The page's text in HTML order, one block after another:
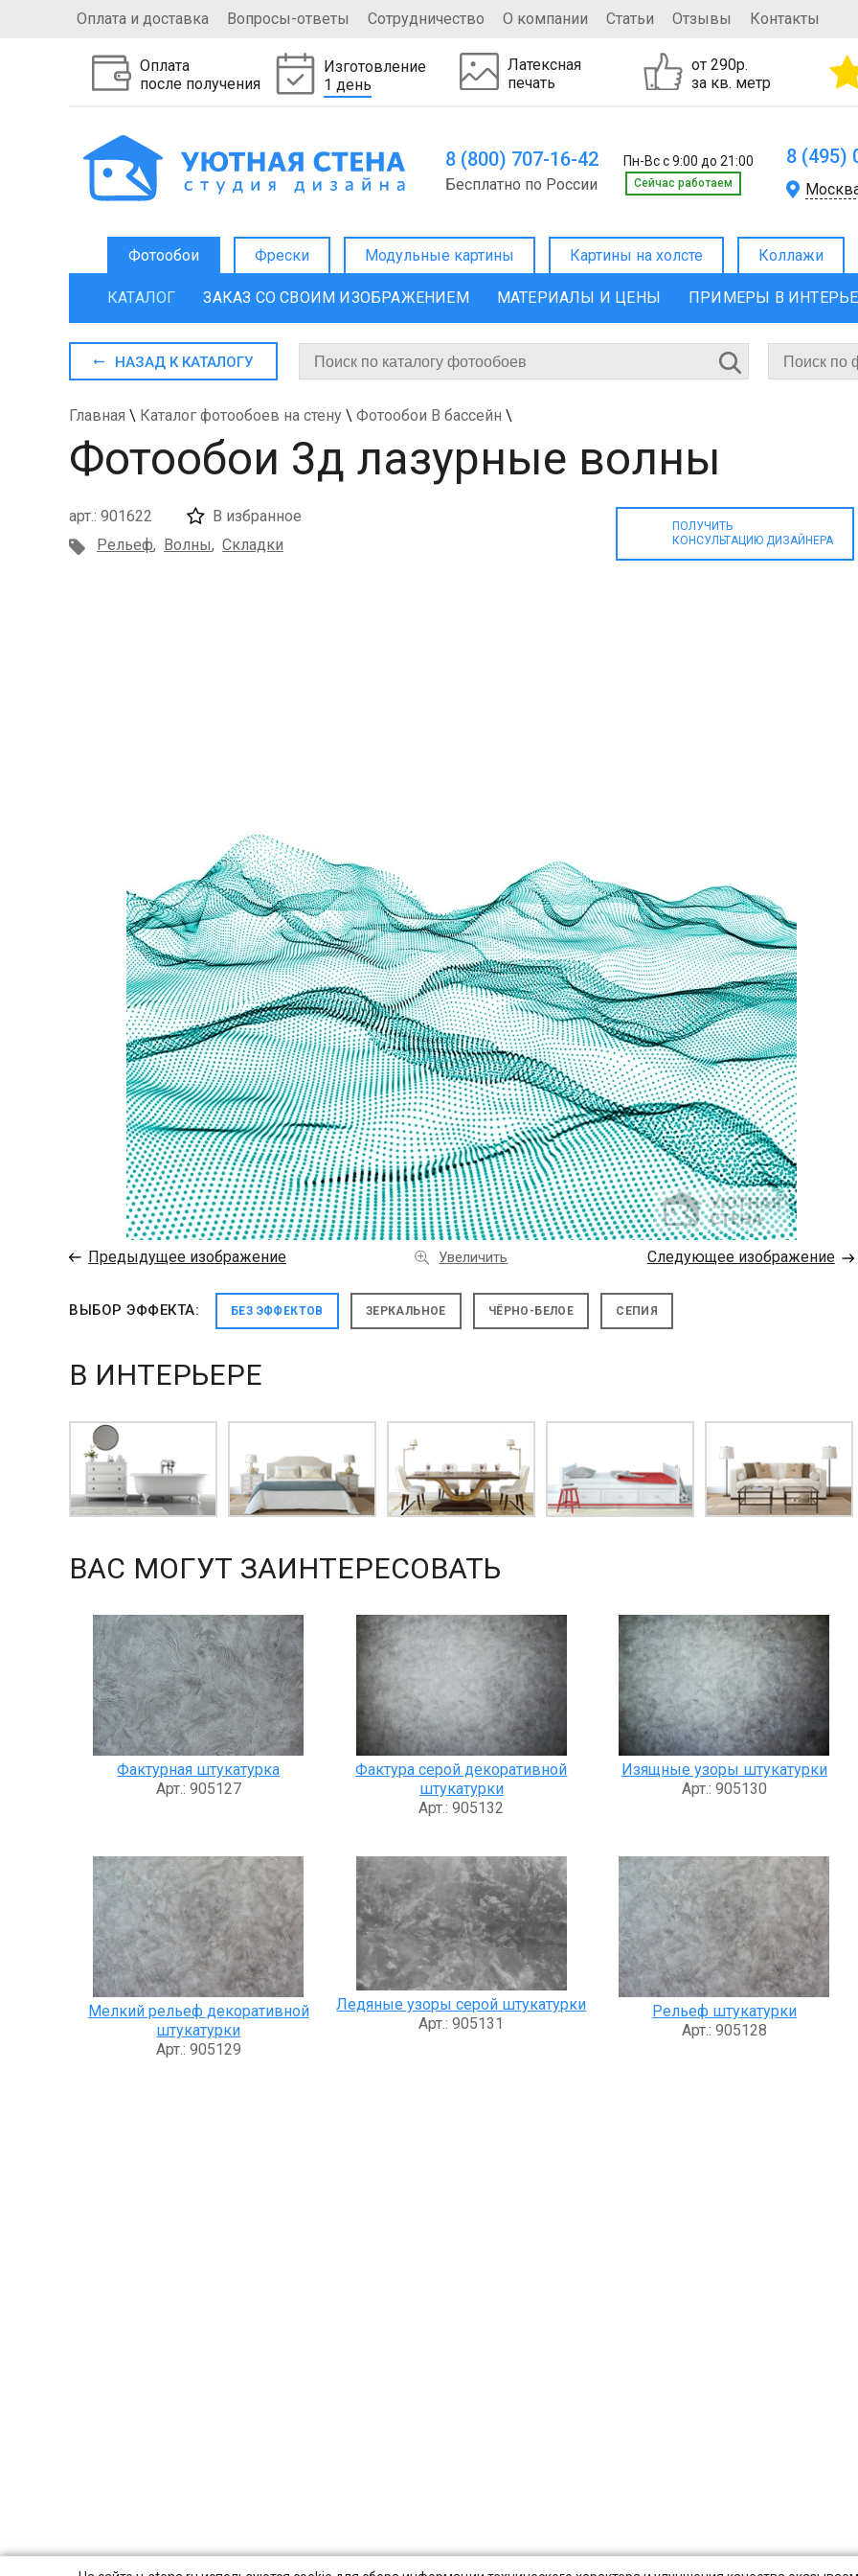
Оплата и доставка Вопросы-ответы Сотрудничество О компании Статьи Отзывы Контакты
Оплата
после получения
Изготовление
1 день
Латексная
печать
от 290р.
за кв. метр
8 (800) 707-16-42 Пн-Вс с 9:00 до 21:00
Бесплатно по России Cейчас работаем
8 (495)
Фотообои Фрески Модульные картины Картины на холсте Коллажи
КАТАЛОГ ЗАКАЗ СО СВОИМ ИЗОБРАЖЕНИЕМ МАТЕРИАЛЫ И ЦЕНЫ ПРИМЕРЫ В
НАЗАД К КАТАЛОГУ
Главная \ Каталог фотообоев на стену \ Фотообои В бассейн \
Фотообои 3д лазурные волны
арт.: 901622
В избранное
Рельеф, Волны, Складки
ПОЛУЧИТЬ
КОНСУЛЬТАЦИЮ ДИЗАЙНЕРА
← Предыдущее изображение Увеличить Следующее изображение →
ВЫБОР ЭФФЕКТА: БЕЗ ЭФФЕКТОВ ЗЕРКАЛЬНОЕ ЧЁРНО-БЕЛОЕ СЕПИЯ
В ИНТЕРЬЕРЕ
ВАС МОГУТ ЗАИНТЕРЕСОВАТЬ
Фактурная штукатурка
Арт.: 905127
Фактура серой декоративной
штукатурки
Арт.: 905132
Изящные узоры штукатурки
Арт.: 905130
Мелкий рельеф декоративной
штукатурки
Арт.: 905129
Ледяные узоры серой штукатурки
Арт.: 905131
Рельеф штукатурки
Арт.: 905128